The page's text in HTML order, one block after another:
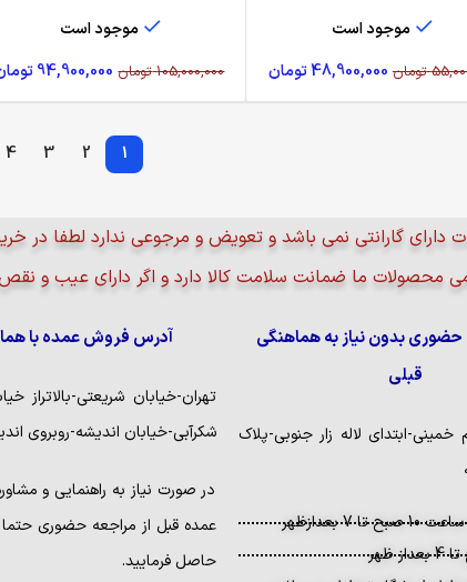
موجود است
تومان 48,900,000تومان
موجود است
105,000,000 تومان 94,900,000
1
2
3
4
دارای گارانتی نمی باشد و تعویض و مرجوعی ندارد لطفا در
محصولات ما ضمانت سلامت کالا دارد و اگر دارای عیب و
بدون نیاز به هماهنگی
قبلی
خمینی-ابتدای لاله زار جنوبی-پلاک
7 بعدازظهر
آدرس فروش عمده با
تهران-خیابان شریعتی-بالاتراز
شکرآبی-خیابان اندیشه-روبروی
در صورت نیاز به راهنمایی و
عمده قبل از مراجعه حضوری حتما
حاصل فرمایید.